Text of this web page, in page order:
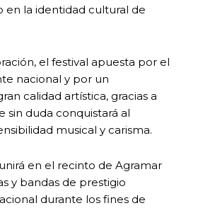
en la identidad cultural de
el festival apuesta por el
nacional y por un
calidad artística, gracias a
sin duda conquistará al
musical y carisma.
en el recinto de Agramar
y bandas de prestigio
durante los fines de